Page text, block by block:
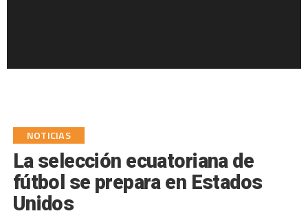
NOTICIAS
La selección ecuatoriana de
fútbol se prepara en Estados
Unidos